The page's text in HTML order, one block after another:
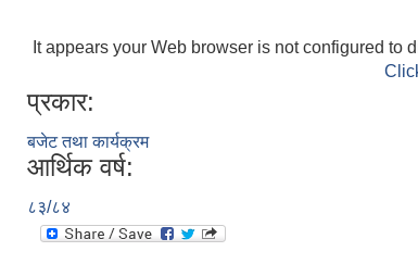
It appears your Web browser is not configured to
प्रकार:
बजेट तथा कार्यक्रम
आर्थिक वर्ष:
८३/८४